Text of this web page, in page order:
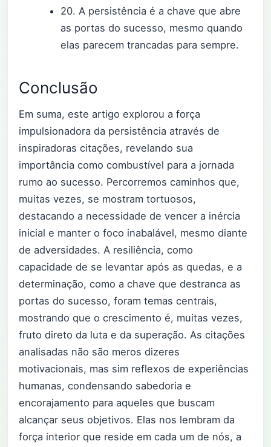
20. A persistência é a chave que abre
as portas do sucesso, mesmo quando
elas parecem trancadas para sempre.
Conclusão
Em suma, este artigo explorou a força
impulsionadora da persistência através de
inspiradoras citações, revelando sua
importância como combustível para a jornada
rumo ao sucesso. Percorremos caminhos que,
muitas vezes, se mostram tortuosos,
destacando a necessidade de vencer a inércia
inicial e manter o foco inabalável, mesmo diante
de adversidades. A resiliência, como
capacidade de se levantar após as quedas, e a
determinação, como a chave que destranca as
portas do sucesso, foram temas centrais,
mostrando que o crescimento é, muitas vezes,
fruto direto da luta e da superação. As citações
analisadas não são meros dizeres
motivacionais, mas sim reflexos de experiências
humanas, condensando sabedoria e
encorajamento para aqueles que buscam
alcançar seus objetivos. Elas nos lembram da
força interior que reside em cada um de nós, a